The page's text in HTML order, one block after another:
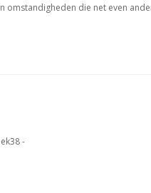
omstandigheden die net even
-